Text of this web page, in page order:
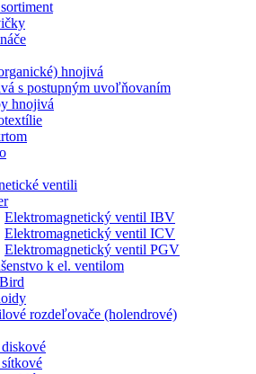
hnojivá
s postupným uvoľňovaním
hnojivá
ventili
Elektromagnetický ventil IBV
Elektromagnetický ventil ICV
Elektromagnetický ventil PGV
k el. ventilom
rozdeľovače (holendrové)